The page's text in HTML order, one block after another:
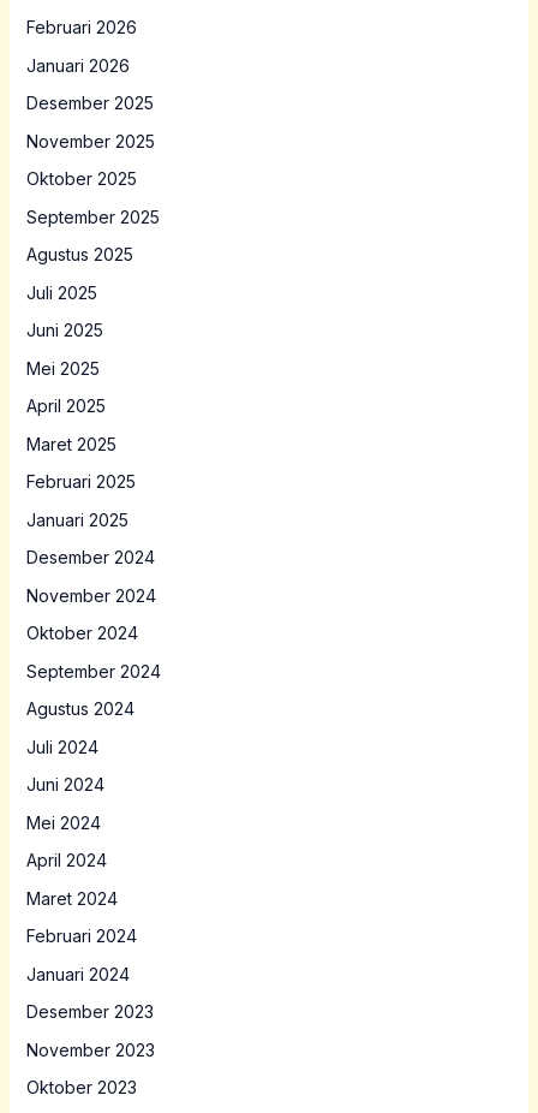
Februari 2026
Januari 2026
Desember 2025
November 2025
Oktober 2025
September 2025
Agustus 2025
Juli 2025
Juni 2025
Mei 2025
April 2025
Maret 2025
Februari 2025
Januari 2025
Desember 2024
November 2024
Oktober 2024
September 2024
Agustus 2024
Juli 2024
Juni 2024
Mei 2024
April 2024
Maret 2024
Februari 2024
Januari 2024
Desember 2023
November 2023
Oktober 2023